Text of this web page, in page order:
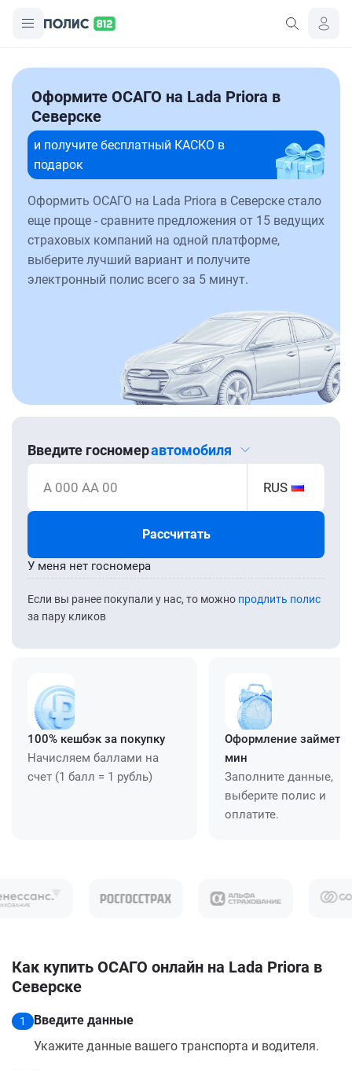
Оформите ОСАГО на Lada Priora в
Северске
и получите бесплатный КАСКО в
подарок
Оформить ОСАГО на Lada Priora в Северске стало
еще проще - сравните предложения от 15 ведущих
страховых компаний на одной платформе,
выберите лучший вариант и получите
электронный полис всего за 5 минут.
Введите госномеравтомобиля
А 000 АА 00 RUS
Рассчитать
Если вы ранее покупали у нас, то можно продлить полис
за пару кликов
У меня нет госномера
100% кешбэк за покупку
Начисляем баллами на
счет (1 балл = 1 рубль)
Оформление займет
мин
Заполните данные,
выберите полис и
оплатите.
Как купить ОСАГО онлайн на Lada Priora в
Северске
1
Введите данные
Укажите данные вашего транспорта и водителя.